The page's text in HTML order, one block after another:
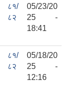
८१/
८२
05/23/20
25 -
18:41
८१/
८२
05/18/20
25 -
12:16